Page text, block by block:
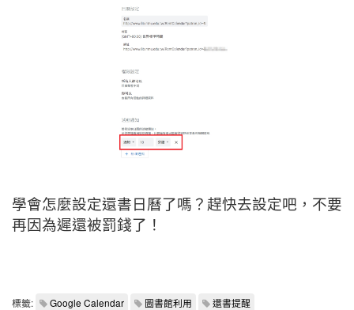
學會怎麼設定還書日曆了嗎？趕快去設定吧，不要
再因為遲還被罰錢了！
標籤: Google Calendar 圖書館利用 還書提醒